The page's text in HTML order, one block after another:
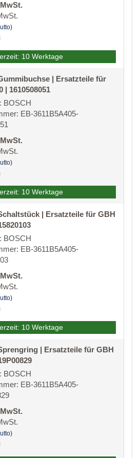
10 Werktage
| Ersatzteile für
| 1610508051
BOSCH
EB-3611B5A405-
10 Werktage
| Ersatzteile für GBH
BOSCH
EB-3611B5A405-
10 Werktage
| Ersatzteile für GBH
BOSCH
EB-3611B5A405-